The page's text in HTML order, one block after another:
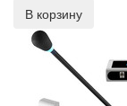
В корзину